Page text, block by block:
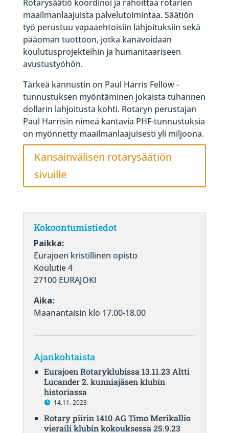
Rotarysäätiö koordinoi ja rahoittaa rotarien
maailmanlaajuista palvelutoimintaa. Säätiön
työ perustuu vapaaehtoisiin lahjoituksiin sekä
pääoman tuottoon, jotka kanavoidaan
koulutusprojekteihin ja humanitaariseen
avustustyöhön.
Tärkeä kannustin on Paul Harris Fellow -
tunnustuksen myöntäminen jokaista tuhannen
dollarin lahjoitusta kohti. Rotaryn perustajan
Paul Harrisin nimeä kantavia PHF-tunnustuksia
on myönnetty maailmanlaajuisesti yli miljoona.
Kansainvälisen rotarysäätiön
sivuille
Kokoontumistiedot
Paikka:
Eurajoen kristillinen opisto
Koulutie 4
27100 EURAJOKI
Aika:
Maanantaisin klo 17.00-18.00
Ajankohtaista
Eurajoen Rotaryklubissa 13.11.23 Altti
Lucander 2. kunniajäsen klubin
historiassa
14.11. 2023
Rotary piirin 1410 AG Timo Merikallio
vieraili klubin kokouksessa 25.9.23